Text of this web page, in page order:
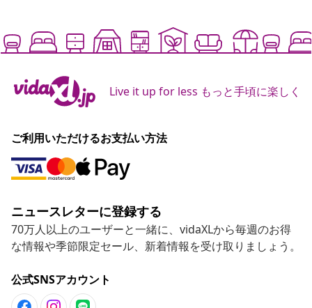
Live it up for less もっと手頃に楽しく
ご利用いただけるお支払い方法
ニュースレターに登録する
70万人以上のユーザーと一緒に、vidaXLから毎週のお得
な情報や季節限定セール、新着情報を受け取りましょう。
公式SNSアカウント